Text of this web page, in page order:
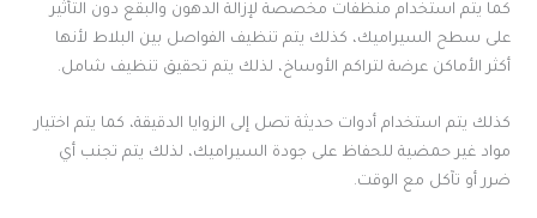
كما يتم استخدام منظفات مخصصة لإزالة الدهون والبقع دون التأثير
على سطح السيراميك، كذلك يتم تنظيف الفواصل بين البلاط لأنها
أكثر الأماكن عرضة لتراكم الأوساخ، لذلك يتم تحقيق تنظيف شامل.
كذلك يتم استخدام أدوات حديثة تصل إلى الزوايا الدقيقة، كما يتم اختيار
مواد غير حمضية للحفاظ على جودة السيراميك، لذلك يتم تجنب أي
ضرر أو تآكل مع الوقت.